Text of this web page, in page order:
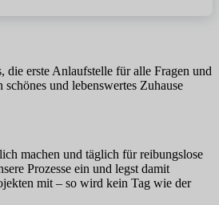
erste Anlaufstelle für alle Fragen und
und lebenswertes Zuhause
machen und täglich für reibungslose
Prozesse ein und legst damit
mit – so wird kein Tag wie der